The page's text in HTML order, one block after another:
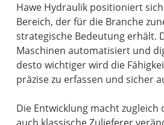
Hawe Hydraulik positioniert
Bereich, der für die Branche
strategische Bedeutung erhält.
Maschinen automatisiert und
desto wichtiger wird die
präzise zu erfassen und sicher
Die Entwicklung macht zugleich